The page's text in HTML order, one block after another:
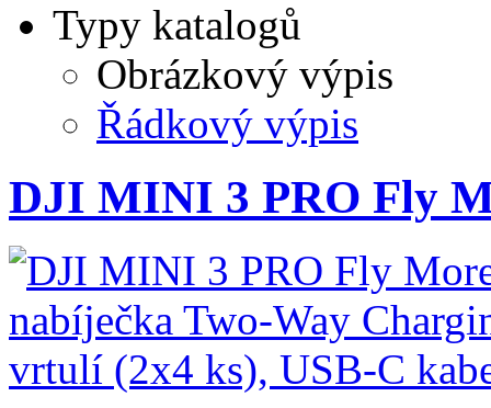
Typy katalogů
Obrázkový výpis
Řádkový výpis
DJI MINI 3 PRO Fly